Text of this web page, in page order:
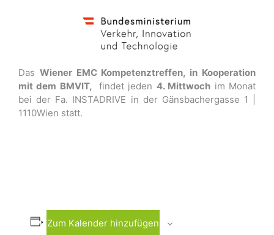
Das Wiener EMC Kompetenztreffen, in Kooperation
mit dem BMVIT,
findet jeden 4. Mittwoch im Monat
bei der Fa. INSTADRIVE in der Gänsbachergasse 1 |
1110Wien statt.
Zum Kalender hinzufügen